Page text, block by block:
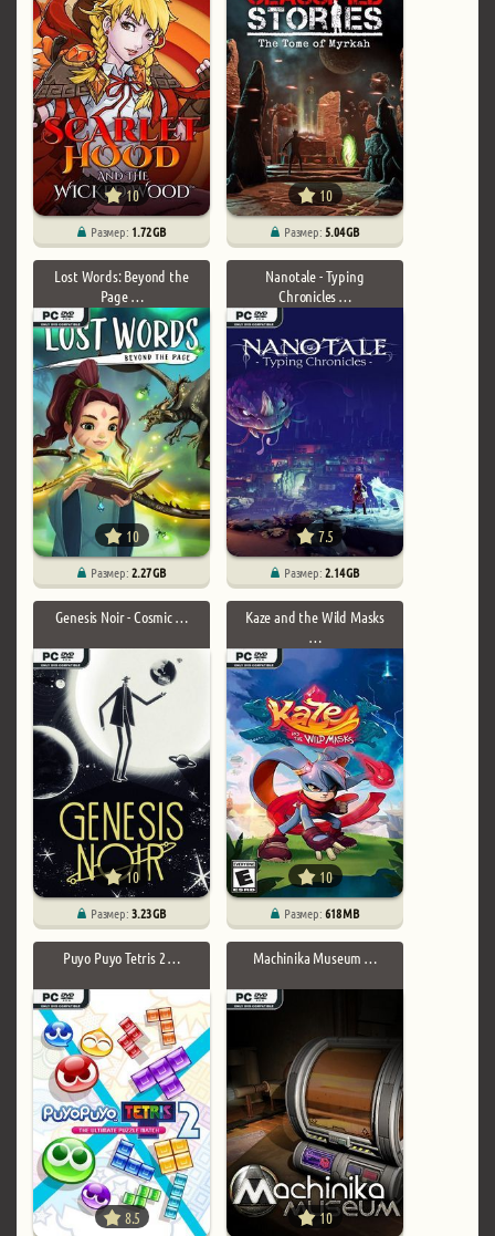
10
Размер: 1.72 GB
10
Размер:5.04 GB
Lost Words: Beyond the
Page …
10
Размер:2.27 GB
Nanotale - Typing
Chronicles …
7.5
Размер:2.14 GB
Genesis Noir - Cosmic …
10
Размер:3.23 GB
Kaze and the Wild Masks
…
10
Размер:618 MB
Puyo Puyo Tetris 2 …
8.5
Machinika Museum …
10